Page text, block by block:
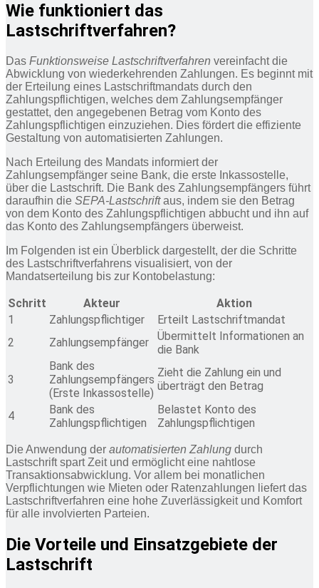
Wie funktioniert das
Lastschriftverfahren?
Das Funktionsweise Lastschriftverfahren vereinfacht die
Abwicklung von wiederkehrenden Zahlungen. Es beginnt mit
der Erteilung eines Lastschriftmandats durch den
Zahlungspflichtigen, welches dem Zahlungsempfänger
gestattet, den angegebenen Betrag vom Konto des
Zahlungspflichtigen einzuziehen. Dies fördert die effiziente
Gestaltung von automatisierten Zahlungen.
Nach Erteilung des Mandats informiert der
Zahlungsempfänger seine Bank, die erste Inkassostelle,
über die Lastschrift. Die Bank des Zahlungsempfängers führt
daraufhin die SEPA-Lastschriftaus, indem sie den Betrag
von dem Konto des Zahlungspflichtigen abbucht und ihn auf
das Konto des Zahlungsempfängers überweist.
Im Folgenden ist ein Überblick dargestellt, der die Schritte
des Lastschriftverfahrens visualisiert, von der
Mandatserteilung bis zur Kontobelastung:
Schritt Akteur
Aktion
1
Zahlungspflichtiger
Erteilt Lastschriftmandat
2
Zahlungsempfänger
Übermittelt Informationen an
die Bank
3
Bank des
Zahlungsempfängers
(Erste Inkassostelle)
Zieht die Zahlung ein und
überträgt den Betrag
4
Bank des
Zahlungspflichtigen
Belastet Konto des
Zahlungspflichtigen
Die Anwendung der automatisierten Zahlung durch
Lastschrift spart Zeit und ermöglicht eine nahtlose
Transaktionsabwicklung. Vor allem bei monatlichen
Verpflichtungen wie Mieten oder Ratenzahlungen liefert das
Lastschriftverfahren eine hohe Zuverlässigkeit und Komfort
für alle involvierten Parteien.
Die Vorteile und Einsatzgebiete der
Lastschrift